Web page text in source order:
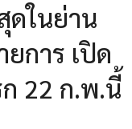
ดในย่าน
ยการ เปิด
22 ก.พ.นี้